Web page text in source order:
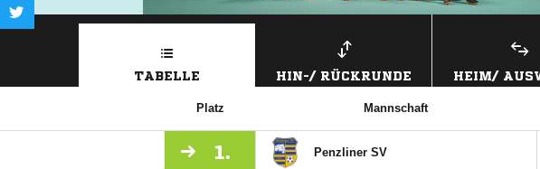
TABELLE HIN-/ RÜCKRUNDE HEIM/
Platz Mannschaft
1. Penzliner SV